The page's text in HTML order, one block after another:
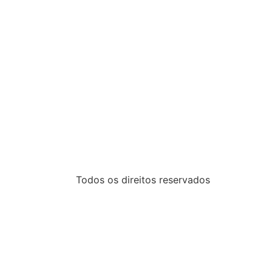
Todos os direitos reservados